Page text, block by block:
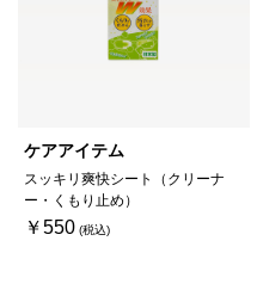
ケアアイテム
スッキリ爽快シート（クリーナ
ー・くもり止め）
￥550